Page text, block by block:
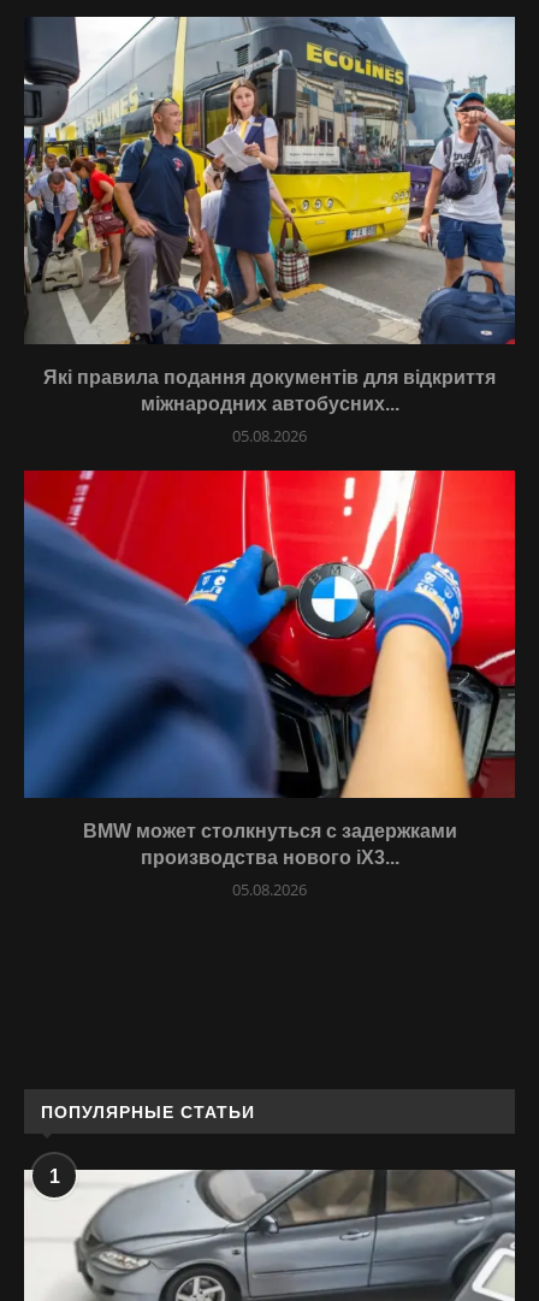
Які правила подання документів для відкриття
міжнародних автобусних...
05.08.2026
BMW может столкнуться с задержками
производства нового iX3...
05.08.2026
ПОПУЛЯРНЫЕ СТАТЬИ
1